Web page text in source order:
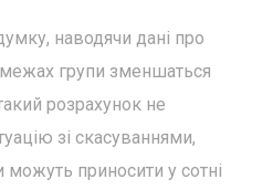
наводячи дані про
межах групи зменшаться
розрахунок не
зі скасуваннями,
приносити у сотні